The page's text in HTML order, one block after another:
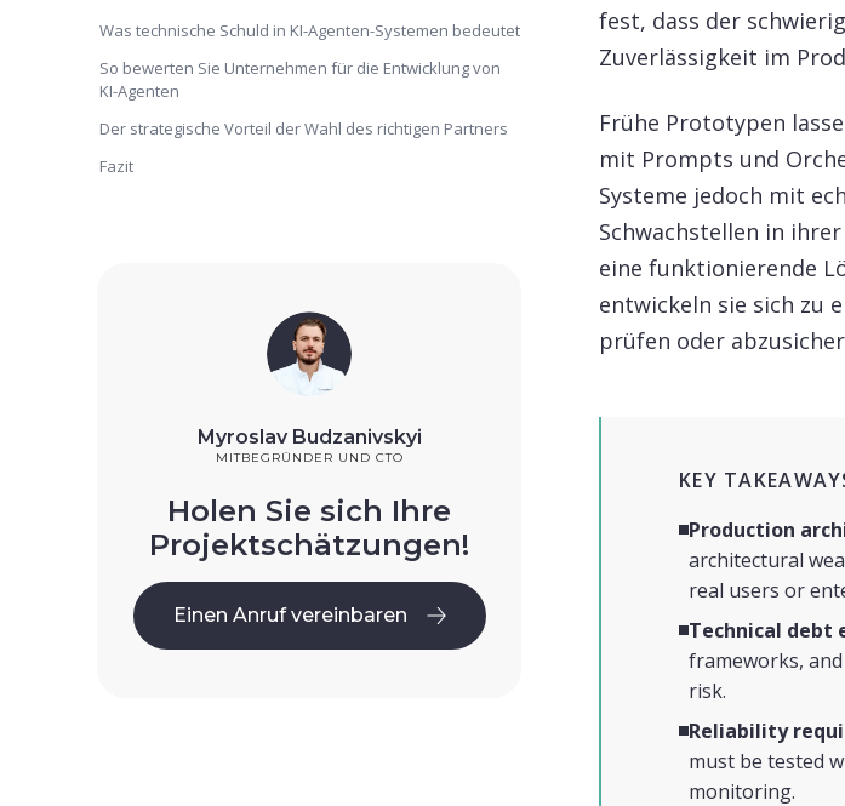
Was technische Schuld in KI-Agenten-Systemen bedeutet
So bewerten Sie Unternehmen für die Entwicklung von
KI-Agenten
Der strategische Vorteil der Wahl des richtigen Partners
Fazit
Myroslav Budzanivskyi
MITBEGRÜNDER UND CTO
Holen Sie sich Ihre
Projektschätzungen!
Einen Anruf vereinbaren
Einen Anruf vereinbaren
fest, dass der
Zuverlässigkeit im
Frühe Prototypen
mit Prompts und
Systeme jedoch mit
Schwachstellen in
eine funktionierende
entwickeln sie sich zu
prüfen oder
KEY
Production
architectural
real users or
Technical debt
frameworks,
risk.
Reliability
must be tested
monitoring.